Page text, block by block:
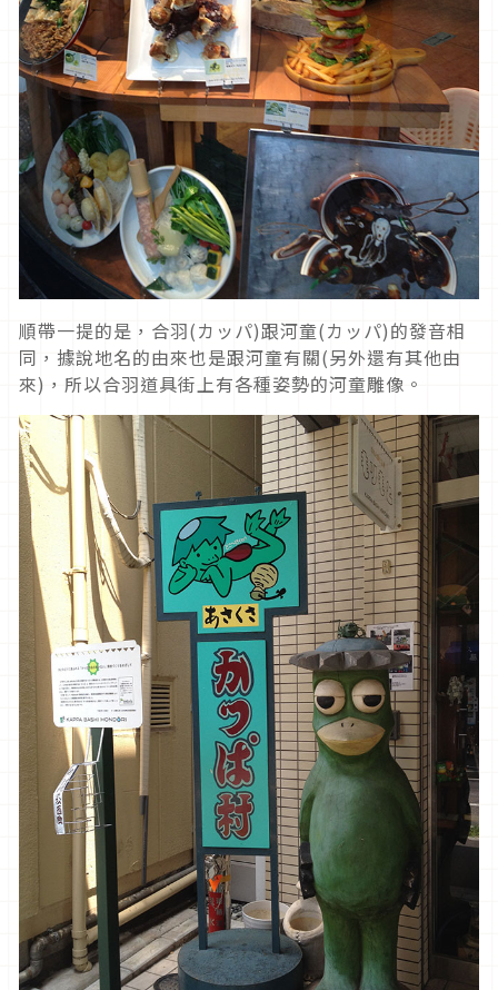
順帶一提的是，合羽(カッパ)跟河童(カッパ)的發音相
同，據說地名的由來也是跟河童有關(另外還有其他由
來)，所以合羽道具街上有各種姿勢的河童雕像。